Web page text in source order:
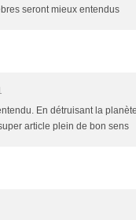
seront mieux entendus
En détruisant la
article plein de bon sens